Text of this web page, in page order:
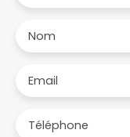
Nom
Email
Téléphone